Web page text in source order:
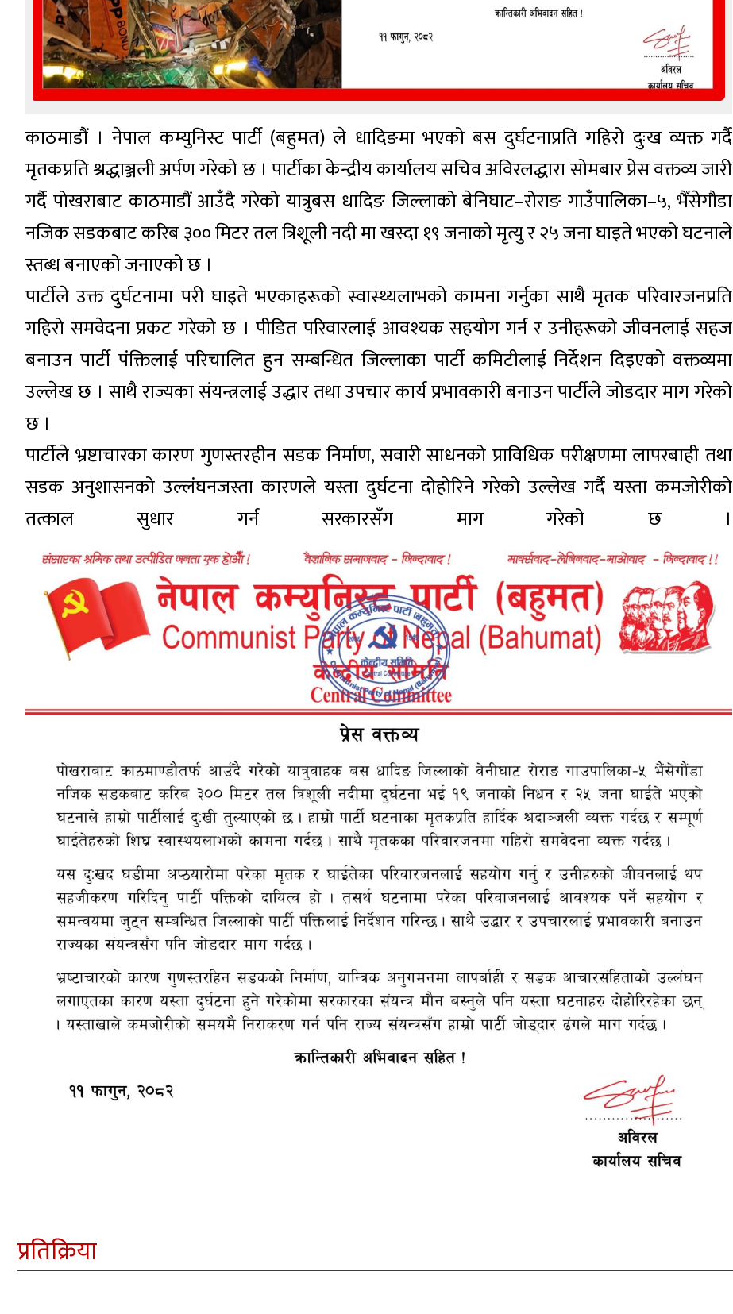
काठमाडौं । नेपाल कम्युनिस्ट पार्टी (बहुमत) ले धादिङमा भएको बस दुर्घटनाप्रति गहिरो दुःख व्यक्त गर्दै
मृतकप्रति श्रद्धाञ्जली अर्पण गरेको छ । पार्टीका केन्द्रीय कार्यालय सचिव अविरलद्धारा सोमबार प्रेस वक्तव्य जारी
गर्दै पोखराबाट काठमाडौं आउँदै गरेको यात्रुबस धादिङ जिल्लाको बेनिघाट–रोराङ गाउँपालिका–५, भैँसेगौडा
नजिक सडकबाट करिब ३०० मिटर तल त्रिशूली नदी मा खस्दा १९ जनाको मृत्यु र २५ जना घाइते भएको घटनाले
स्तब्ध बनाएको जनाएको छ ।
पार्टीले उक्त दुर्घटनामा परी घाइते भएकाहरूको स्वास्थ्यलाभको कामना गर्नुका साथै मृतक परिवारजनप्रति
गहिरो समवेदना प्रकट गरेको छ । पीडित परिवारलाई आवश्यक सहयोग गर्न र उनीहरूको जीवनलाई सहज
बनाउन पार्टी पंक्तिलाई परिचालित हुन सम्बन्धित जिल्लाका पार्टी कमिटीलाई निर्देशन दिइएको वक्तव्यमा
उल्लेख छ । साथै राज्यका संयन्त्रलाई उद्धार तथा उपचार कार्य प्रभावकारी बनाउन पार्टीले जोडदार माग गरेको
छ ।
पार्टीले भ्रष्टाचारका कारण गुणस्तरहीन सडक निर्माण, सवारी साधनको प्राविधिक परीक्षणमा लापरबाही तथा
सडक अनुशासनको उल्लंघनजस्ता कारणले यस्ता दुर्घटना दोहोरिने गरेको उल्लेख गर्दै यस्ता कमजोरीको
तत्काल सुधार गर्न सरकारसँग माग गरेको छ ।
प्रतिक्रिया